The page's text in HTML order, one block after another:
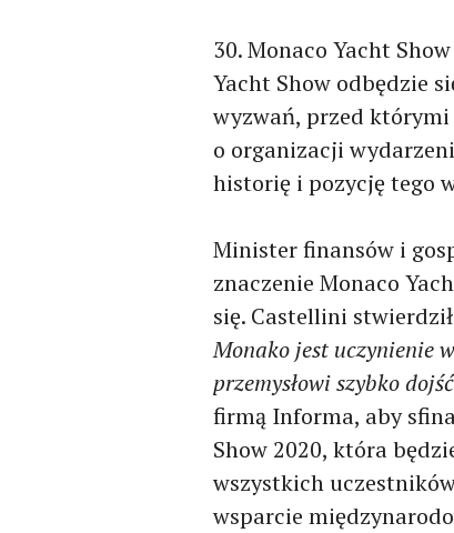
30. Monaco Yacht
Yacht Show odbędzie
wyzwań, przed którymi
o organizacji
historię i pozycję tego
Minister finansów i
znaczenie Monaco
się. Castellini
Monako jest uczynienie
przemysłowi szybko
firmą Informa, aby
Show 2020, która
wszystkich
wsparcie